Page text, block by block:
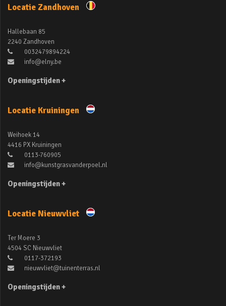
Locatie Zandhoven
Hallebaan 85
2240 Zandhoven
0032479894224
info@elny.be
Openingstijden +
Locatie Kruiningen
Weihoek 14
4416 PX Kruiningen
0113-760905
info@kunstgrasvanderpoel.nl
Openingstijden +
Locatie Nieuwvliet
Ter Moere 3
4504 SC Nieuwvliet
0117-372193
nieuwvliet@tuinenterras.nl
Openingstijden +